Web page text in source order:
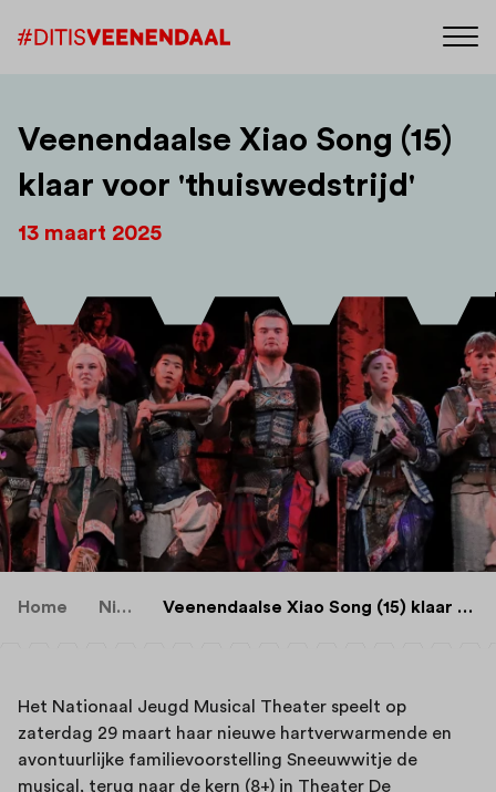
Veenendaalse Xiao Song (15)
klaar voor 'thuiswedstrijd'
13 maart 2025
Home Nieuws Veenendaalse Xiao Song (15) klaar voor 'thuiswedstrijd'
Het Nationaal Jeugd Musical Theater speelt op
zaterdag 29 maart haar nieuwe hartverwarmende en
avontuurlijke familievoorstelling Sneeuwwitje de
musical, terug naar de kern (8+) in Theater De